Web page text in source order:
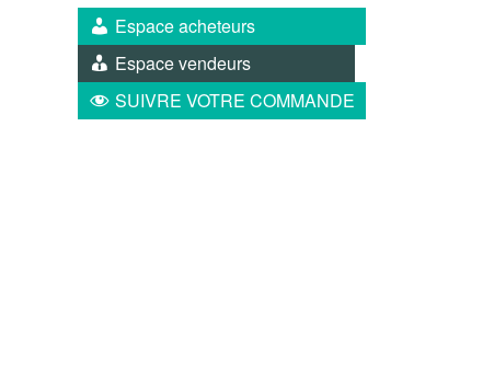
Espace acheteurs
Espace vendeurs
SUIVRE VOTRE COMMANDE